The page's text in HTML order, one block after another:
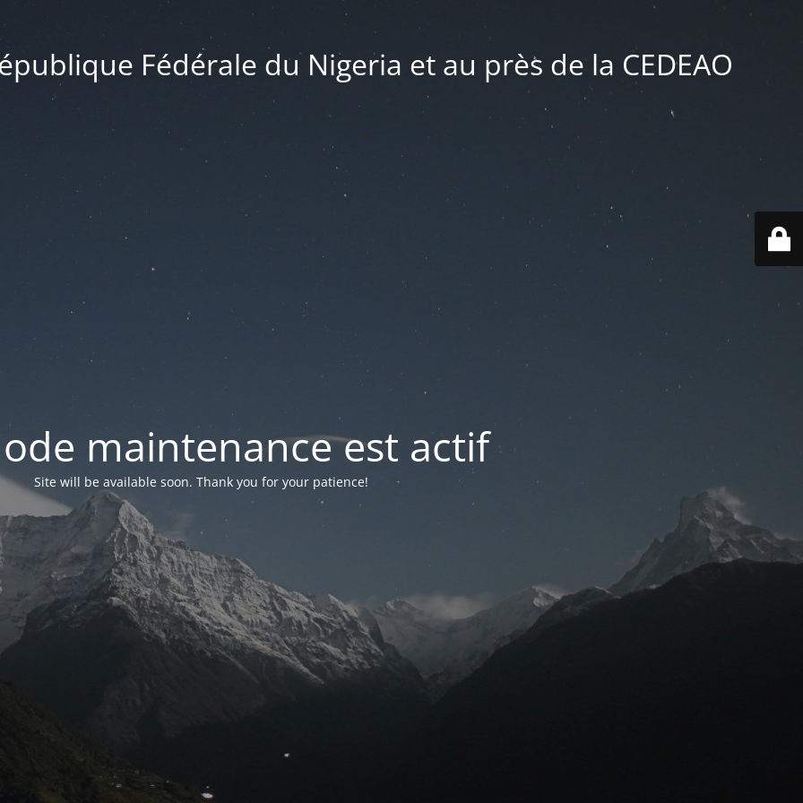
Fédérale du Nigeria et au près de la CEDEAO
maintenance est actif
Site will be available soon. Thank you for your patience!